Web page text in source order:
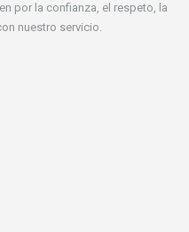
por la confianza, el respeto, la
nuestro servicio.